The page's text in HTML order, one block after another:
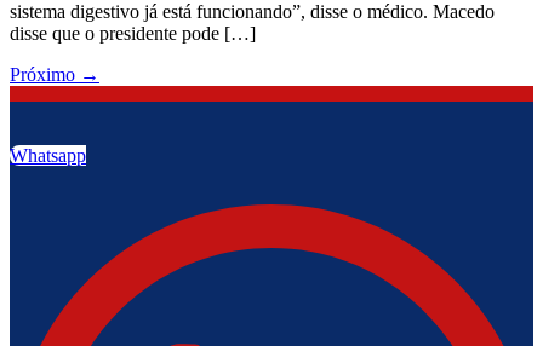
sistema digestivo já está funcionando”, disse o médico. Macedo
disse que o presidente pode […]
Próximo →
Whatsapp